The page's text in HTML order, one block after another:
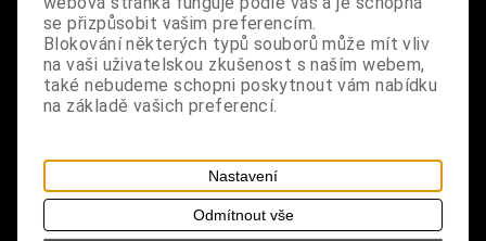
S výrobkem se také prodává
se přizpůsobit vašim preferencím.
Blokování některých typů souborů může mít vliv
na vaši uživatelskou zkušenost s naším webem,
také nebudeme schopni poskytnout vám nabídku
na základě vašich preferencí.
Nastavení
Odmítnout vše